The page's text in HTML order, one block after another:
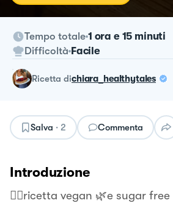
Tempo totale 1 ora e 15 minuti
Difficoltà Facile
ricetta dichiara_healthytales
Salva · 2 Commenta
Introduzione
👉🏻ricetta vegan 🌿e sugar